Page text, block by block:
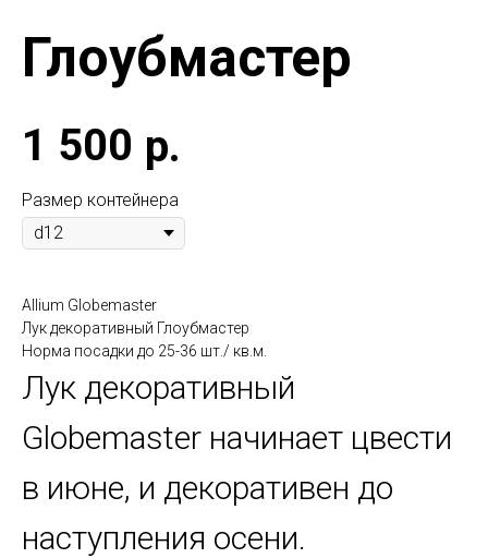
Глоубмастер
1 500 р.
Размер контейнера
Allium Globemaster
Лук декоративный Глоубмастер
Норма посадки до 25-36 шт./ кв.м.
Лук декоративный
Globemaster начинает цвести
в июне, и декоративен до
наступления осени.